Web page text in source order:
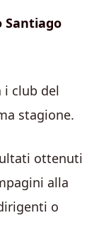
Santiago
club del
stagione.
ottenuti
alla
o